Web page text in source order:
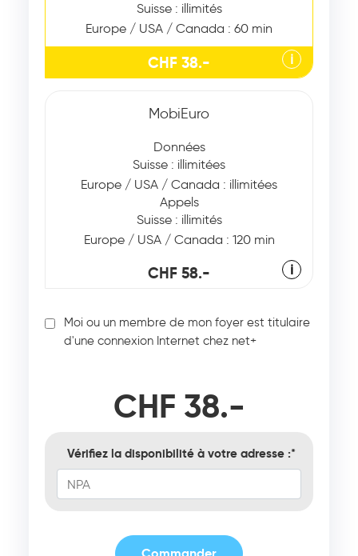
Suisse : illimités
Europe / USA / Canada : 60 min
CHF 38.- ℹ
MobiEuro
Données
Suisse : illimitées
Europe / USA / Canada : illimitées
Appels
Suisse : illimités
Europe / USA / Canada : 120 min
CHF 58.- ℹ
Moi ou un membre de mon foyer est titulaire
d'une connexion Internet chez net+
CHF 38.-
Vérifiez la disponibilité à votre adresse :